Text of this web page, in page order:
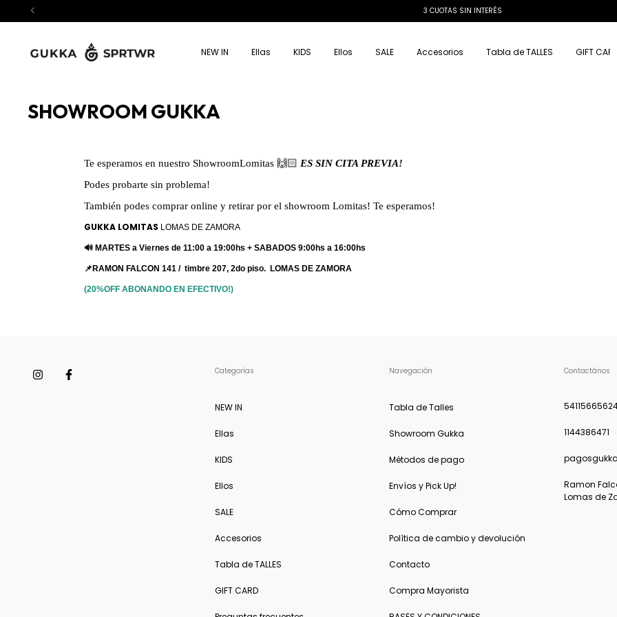
NEW IN Ellas KIDS Ellos SALE Accesorios Tabla de TALLES GIFT CARD
SHOWROOM GUKKA
Te esperamos en nuestro ShowroomLomitas 🙌🏻 ES SIN CITA PREVIA!
Podes probarte sin problema!
También podes comprar online y retirar por el showroom Lomitas! Te esperamos!
GUKKA LOMITAS LOMAS DE ZAMORA
🔊 MARTES a Viernes de 11:00 a 19:00hs + SABADOS 9:00hs a 16:00hs
📌 RAMON FALCON 141 / timbre 207, 2do piso. LOMAS DE ZAMORA
(20%OFF ABONANDO EN EFECTIVO!)
Categorías
NEW IN
Ellas
KIDS
Ellos
SALE
Accesorios
Tabla de TALLES
GIFT CARD
Navegación
Tabla de Talles
Showroom Gukka
Métodos de pago
Envíos y Pick Up!
Cómo Comprar
Política de cambio y devolución
Contacto
Compra Mayorista
Contactános
1144386471
Ramon
Lomas de